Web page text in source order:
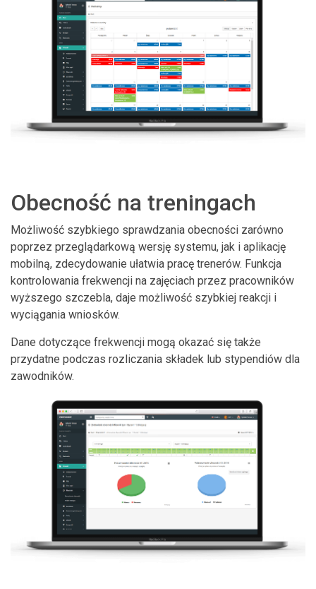
Obecność na treningach
Możliwość szybkiego sprawdzania obecności zarówno
poprzez przeglądarkową wersję systemu, jak i aplikację
mobilną, zdecydowanie ułatwia pracę trenerów. Funkcja
kontrolowania frekwencji na zajęciach przez pracowników
wyższego szczebla, daje możliwość szybkiej reakcji i
wyciągania wniosków.
Dane dotyczące frekwencji mogą okazać się także
przydatne podczas rozliczania składek lub stypendiów dla
zawodników.